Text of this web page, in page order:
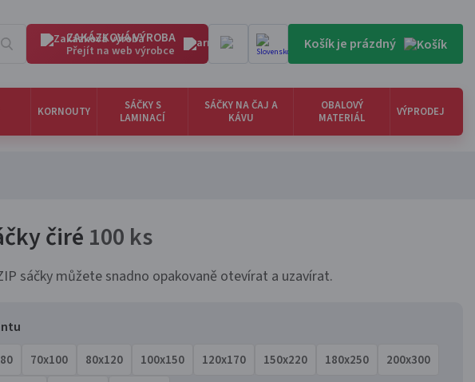
ZAKÁZKOVÁ VÝROBA
Přejít na web výrobce Košík je prázdný
KORNOUTY
SÁČKY S
LAMINACÍ
SÁČKY NA ČAJ A
KÁVU
OBALOVÝ
MATERIÁL
VÝPRODEJ
čiré 100 ks
sáčky můžete snadno opakovaně otevírat a uzavírat.
70x100 80x120 100x150 120x170 150x220 180x250
200x300